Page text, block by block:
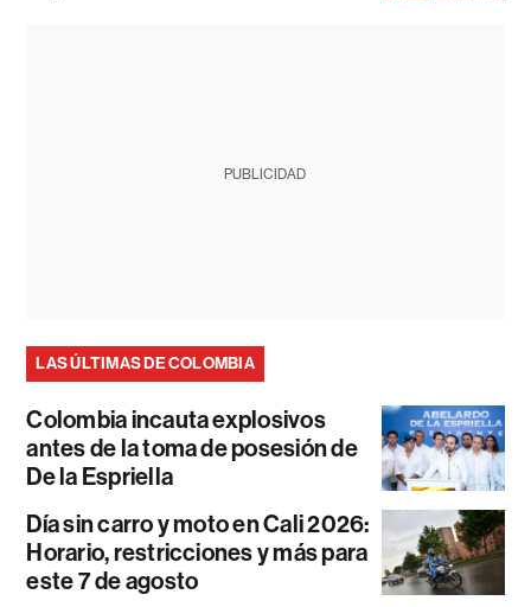
PUBLICIDAD
LAS ÚLTIMAS DE COLOMBIA
Colombia incauta explosivos
antes de la toma de posesión de
De la Espriella
Día sin carro y moto en Cali 2026:
Horario, restricciones y más para
este 7 de agosto